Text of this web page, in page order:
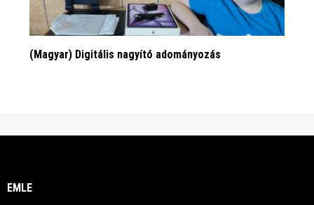
(Magyar) Digitális nagyító adományozás
EMLE